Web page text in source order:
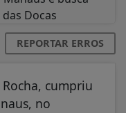
REPORTAR ERROS
cumpriu
no